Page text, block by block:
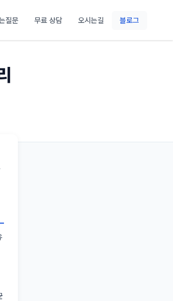
질문 무료 상담 오시는길 블로그